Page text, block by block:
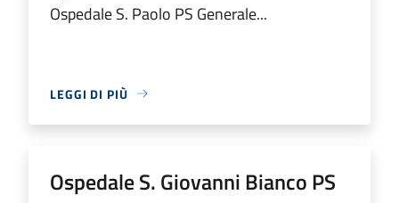
Ospedale S. Paolo PS Generale...
LEGGI DI PIÙ
Ospedale S. Giovanni Bianco PS